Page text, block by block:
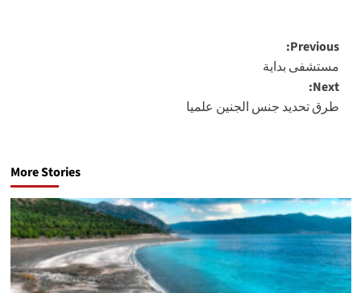
Post
navigation
Previous:
مستشفى بداية
Next:
طرق تحديد جنس الجنين علميا
More Stories